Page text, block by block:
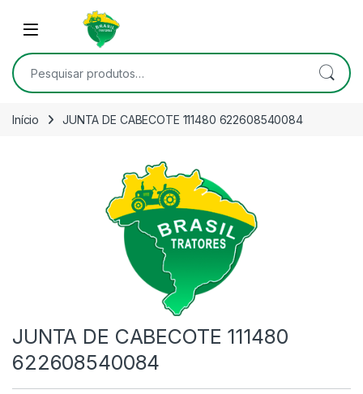
Skip to navigation
Open
Pesquisar por:
Início JUNTA DE CABECOTE 111480 622608540084
JUNTA DE CABECOTE 111480
622608540084